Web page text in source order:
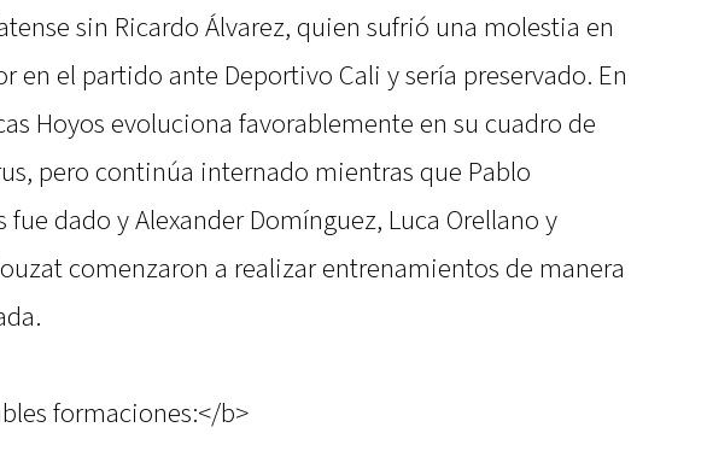
sin Ricardo Álvarez, quien sufrió una molestia en
en el partido ante Deportivo Cali y sería preservado. En
Hoyos evoluciona favorablemente en su cuadro de
pero continúa internado mientras que Pablo
fue dado y Alexander Domínguez, Luca Orellano y
comenzaron a realizar entrenamientos de manera
formaciones:</b>